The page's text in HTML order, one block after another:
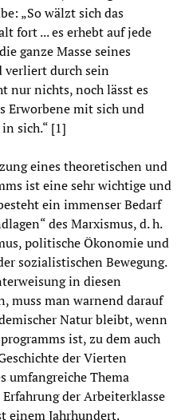
„So wälzt sich das
fort ... es erhebt auf jede
ganze Masse seines
verliert durch sein
nur nichts, noch lässt es
Erworbene mit sich und
sich.“ [1]
eines theoretischen und
ist eine sehr wichtige und
ein immenser Bedarf
des Marxismus, d. h.
politische Ökonomie und
sozialistischen Bewegung.
in diesen
muss man warnend darauf
Natur bleibt, wenn
ist, zu dem auch
der Vierten
umfangreiche Thema
der Arbeiterklasse
einem Jahrhundert.